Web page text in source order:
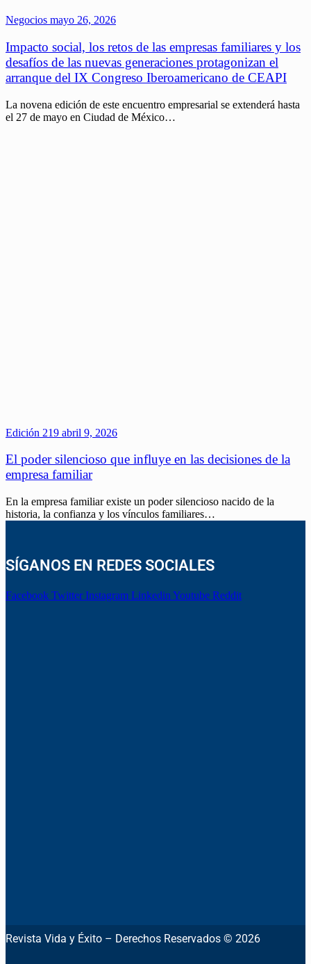
Negocios mayo 26, 2026
Impacto social, los retos de las empresas familiares y los
desafíos de las nuevas generaciones protagonizan el
arranque del IX Congreso Iberoamericano de CEAPI
La novena edición de este encuentro empresarial se extenderá hasta
el 27 de mayo en Ciudad de México…
Edición 219 abril 9, 2026
El poder silencioso que influye en las decisiones de la
empresa familiar
En la empresa familiar existe un poder silencioso nacido de la
historia, la confianza y los vínculos familiares…
SÍGANOS EN REDES SOCIALES
Facebook Twitter Instagram Linkedin Youtube Reddit
Revista Vida y Éxito – Derechos Reservados © 2026